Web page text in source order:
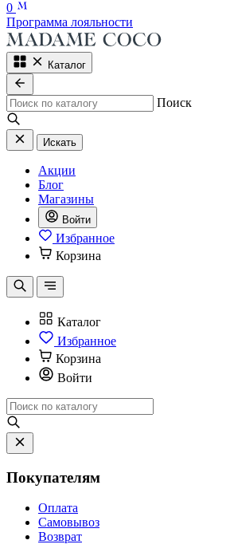
0
Программа лояльности
Каталог
Поиск
Искать
Акции
Блог
Магазины
Войти
Избранное
Корзина
Каталог
Избранное
Корзина
Войти
Покупателям
Оплата
Самовывоз
Возврат